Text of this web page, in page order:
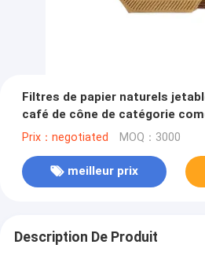
Filtres de papier naturels
café de cône de catégorie
Prix：negotiated MOQ：3000
meilleur prix
Description De Produit